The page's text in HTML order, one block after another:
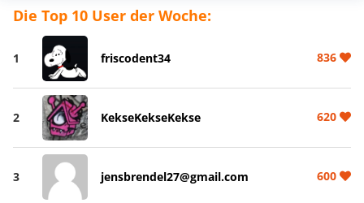
Die Top 10 User der Woche:
1 friscodent34 836
2 KekseKekseKekse 620
3 jensbrendel27@gmail.com 600